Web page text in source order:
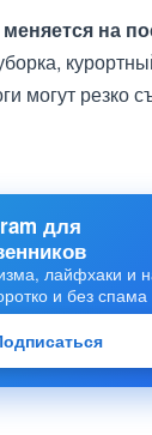
на
могут резко
для
лайфхаки и
и без спама